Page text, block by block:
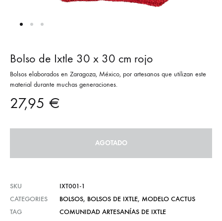
Bolso de Ixtle 30 x 30 cm rojo
Bolsos elaborados en Zaragoza, México, por artesanos que utilizan este
material durante muchas generaciones.
27,95 €
AGOTADO
SKU
IXT001-1
CATEGORIES
BOLSOS, BOLSOS DE IXTLE, MODELO CACTUS
TAG
COMUNIDAD ARTESANÍAS DE IXTLE